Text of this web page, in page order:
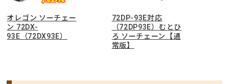
オレゴン ソーチェー
ン 72DX-
93E（72DX93E）
72DP-93E対応
（72DP93E）むとひ
ろ ソーチェーン【通
常版】